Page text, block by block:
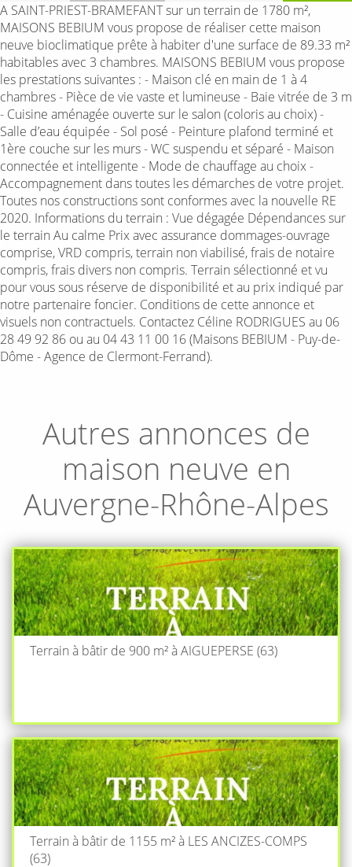
A SAINT-PRIEST-BRAMEFANT sur un terrain de 1780 m²,
MAISONS BEBIUM vous propose de réaliser cette maison
neuve bioclimatique prête à habiter d'une surface de 89.33 m²
habitables avec 3 chambres. MAISONS BEBIUM vous propose
les prestations suivantes : - Maison clé en main de 1 à 4
chambres - Pièce de vie vaste et lumineuse - Baie vitrée de 3 m
- Cuisine aménagée ouverte sur le salon (coloris au choix) -
Salle d’eau équipée - Sol posé - Peinture plafond terminé et
1ère couche sur les murs - WC suspendu et séparé - Maison
connectée et intelligente - Mode de chauffage au choix -
Accompagnement dans toutes les démarches de votre projet.
Toutes nos constructions sont conformes avec la nouvelle RE
2020. Informations du terrain : Vue dégagée Dépendances sur
le terrain Au calme Prix avec assurance dommages-ouvrage
comprise, VRD compris, terrain non viabilisé, frais de notaire
compris, frais divers non compris. Terrain sélectionné et vu
pour vous sous réserve de disponibilité et au prix indiqué par
notre partenaire foncier. Conditions de cette annonce et
visuels non contractuels. Contactez Céline RODRIGUES au 06
28 49 92 86 ou au 04 43 11 00 16 (Maisons BEBIUM - Puy-de-
Dôme - Agence de Clermont-Ferrand).
Autres annonces de
maison neuve en
Auvergne-Rhône-Alpes
Terrain à bâtir de 900 m² à AIGUEPERSE (63)
Terrain à bâtir de 1155 m² à LES ANCIZES-COMPS
(63)